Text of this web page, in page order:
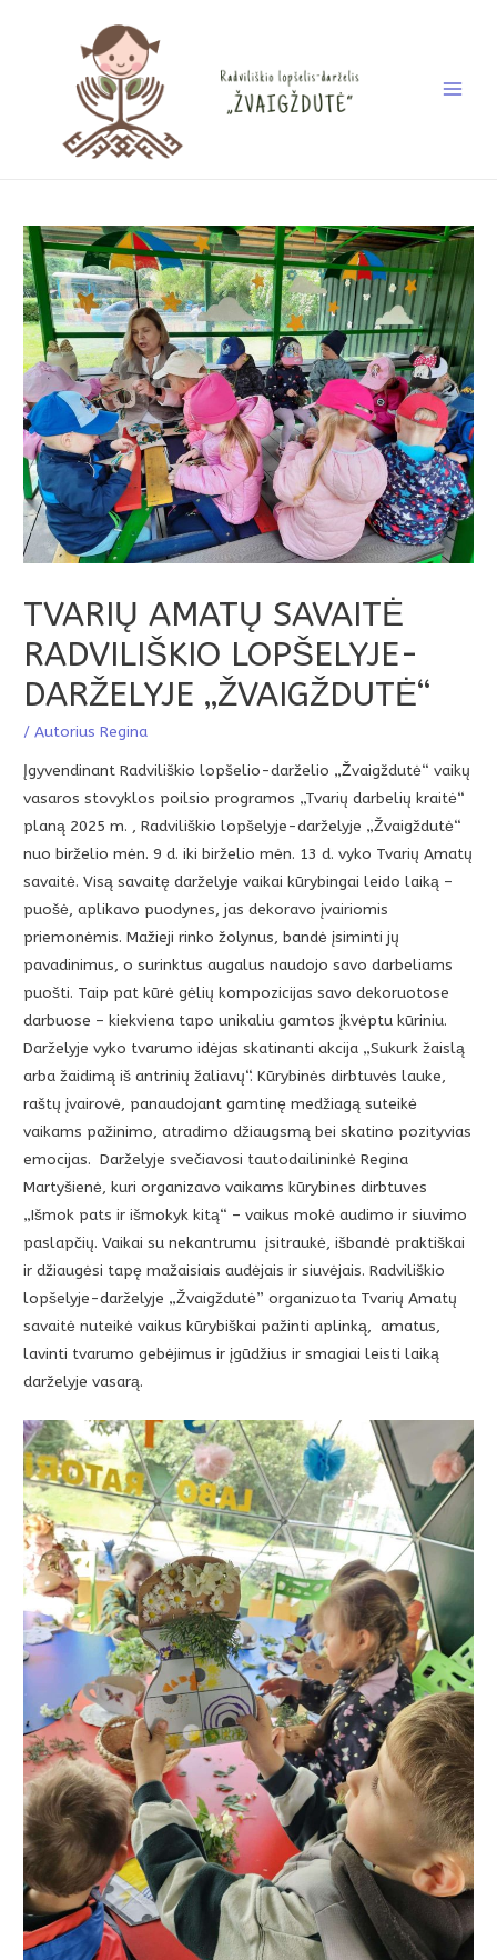
TVARIŲ AMATŲ SAVAITĖ
RADVILIŠKIO LOPŠELYJE-
DARŽELYJE „ŽVAIGŽDUTĖ“
/ Autorius Regina
Įgyvendinant Radviliškio lopšelio-darželio „Žvaigždutė“ vaikų
vasaros stovyklos poilsio programos „Tvarių darbelių kraitė“
planą 2025 m. , Radviliškio lopšelyje-darželyje „Žvaigždutė“
nuo birželio mėn. 9 d. iki birželio mėn. 13 d. vyko Tvarių Amatų
savaitė. Visą savaitę darželyje vaikai kūrybingai leido laiką –
puošė, aplikavo puodynes, jas dekoravo įvairiomis
priemonėmis. Mažieji rinko žolynus, bandė įsiminti jų
pavadinimus, o surinktus augalus naudojo savo darbeliams
puošti. Taip pat kūrė gėlių kompozicijas savo dekoruotose
darbuose – kiekviena tapo unikaliu gamtos įkvėptu kūriniu.
Darželyje vyko tvarumo idėjas skatinanti akcija „Sukurk žaislą
arba žaidimą iš antrinių žaliavų“. Kūrybinės dirbtuvės lauke,
raštų įvairovė, panaudojant gamtinę medžiagą suteikė
vaikams pažinimo, atradimo džiaugsmą bei skatino pozityvias
emocijas. Darželyje svečiavosi tautodailininkė Regina
Martyšienė, kuri organizavo vaikams kūrybines dirbtuves
„Išmok pats ir išmokyk kitą“ – vaikus mokė audimo ir siuvimo
paslapčių. Vaikai su nekantrumu įsitraukė, išbandė praktiškai
ir džiaugėsi tapę mažaisiais audėjais ir siuvėjais. Radviliškio
lopšelyje-darželyje „Žvaigždutė” organizuota Tvarių Amatų
savaitė nuteikė vaikus kūrybiškai pažinti aplinką, amatus,
lavinti tvarumo gebėjimus ir įgūdžius ir smagiai leisti laiką
darželyje vasarą.